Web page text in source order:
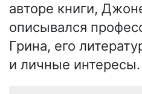
авторе книги,
описывался
Грина, его
и личные интересы.